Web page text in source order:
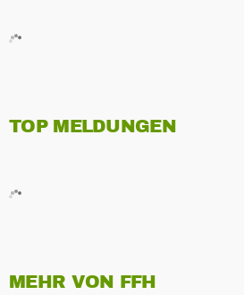
TOP MELDUNGEN
MEHR VON FFH